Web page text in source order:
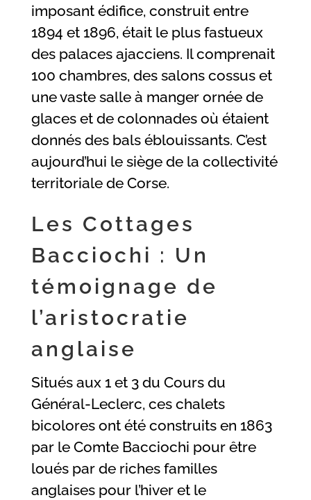
imposant édifice, construit entre
1894 et 1896, était le plus fastueux
des palaces ajacciens. Il comprenait
100 chambres, des salons cossus et
une vaste salle à manger ornée de
glaces et de colonnades où étaient
donnés des bals éblouissants. C’est
aujourd’hui le siège de la collectivité
territoriale de Corse.
Les Cottages
Bacciochi : Un
témoignage de
l’aristocratie
anglaise
Situés aux 1 et 3 du Cours du
Général-Leclerc, ces chalets
bicolores ont été construits en 1863
par le Comte Bacciochi pour être
loués par de riches familles
anglaises pour l’hiver et le